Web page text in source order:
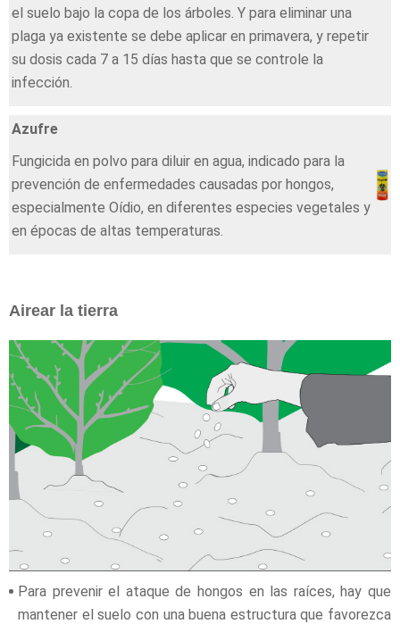
el suelo bajo la copa de los árboles. Y para eliminar una
plaga ya existente se debe aplicar en primavera, y repetir
su dosis cada 7 a 15 días hasta que se controle la
infección.
Azufre
Fungicida en polvo para diluir en agua, indicado para la
prevención de enfermedades causadas por hongos,
especialmente Oídio, en diferentes especies vegetales y
en épocas de altas temperaturas.
Airear la tierra
Para prevenir el ataque de hongos en las raíces, hay que
mantener el suelo con una buena estructura que favorezca